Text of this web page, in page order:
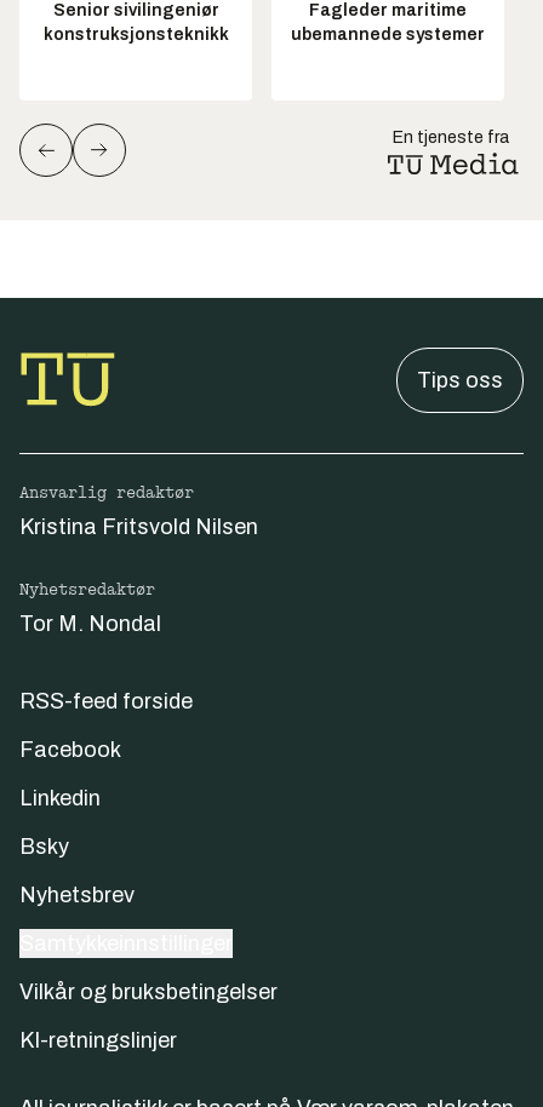
Senior sivilingeniør
konstruksjonsteknikk
Fagleder maritime
ubemannede systemer
En tjeneste fra
Tips oss
Ansvarlig redaktør
Kristina Fritsvold Nilsen
Nyhetsredaktør
Tor M. Nondal
RSS-feed forside
Facebook
Linkedin
Bsky
Nyhetsbrev
Vilkår og bruksbetingelser
KI-retningslinjer